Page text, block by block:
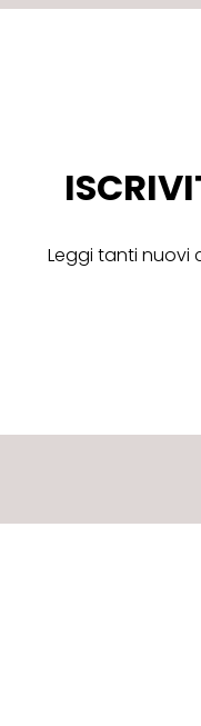
Leggi tanti nuovi